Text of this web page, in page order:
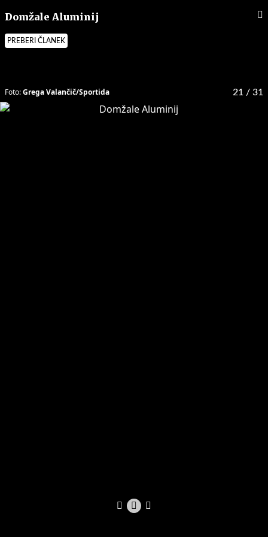
Domžale Aluminij
PREBERI ČLANEK
21 / 31
Foto:Grega Valančič/Sportida